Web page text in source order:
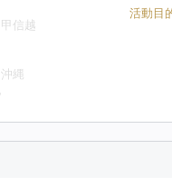
甲信越
沖縄
活動目